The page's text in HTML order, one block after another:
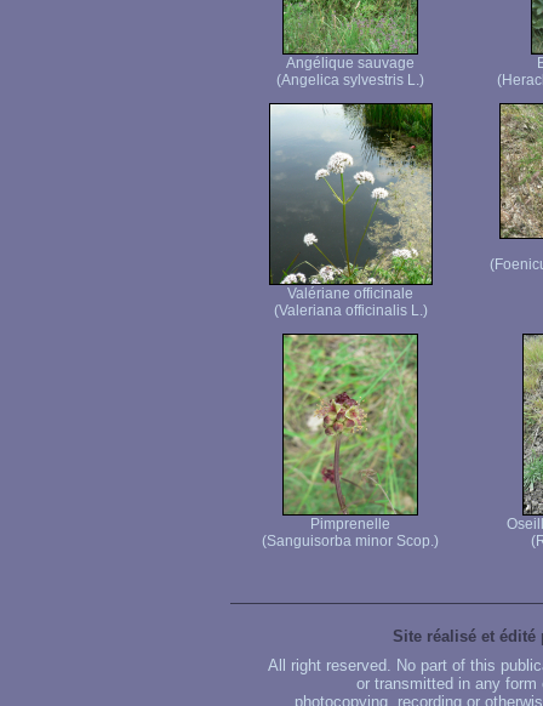
Angélique sauvage
(Angelica sylvestris L.)
Valériane officinale
(Valeriana officinalis L.)
Pimprenelle
(Sanguisorba minor Scop.)
Site réalisé et édité
All right reserved. No part of this
or transmitted in any
photocopying, recording or